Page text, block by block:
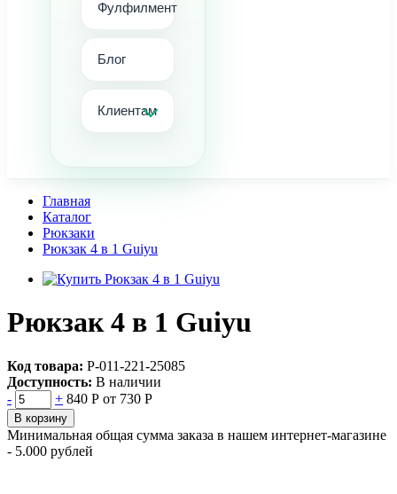
Фулфилмент
Блог
Клиентам
Главная
Каталог
Рюкзаки
Рюкзак 4 в 1 Guiyu
Рюкзак 4 в 1 Guiyu
Код товара: Р-011-221-25085
Доступность: В наличии
-
+ 840 Р от 730 Р
В корзину
Минимальная общая сумма заказа в нашем интернет-магазине
- 5.000 рублей